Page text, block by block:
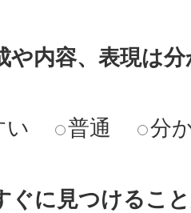
や内容、表現は
い
普通 分
ぐに見つけるこ